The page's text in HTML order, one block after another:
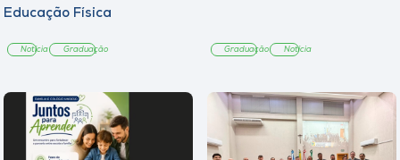
Educação Física
Notícia Graduação Graduação Notícia